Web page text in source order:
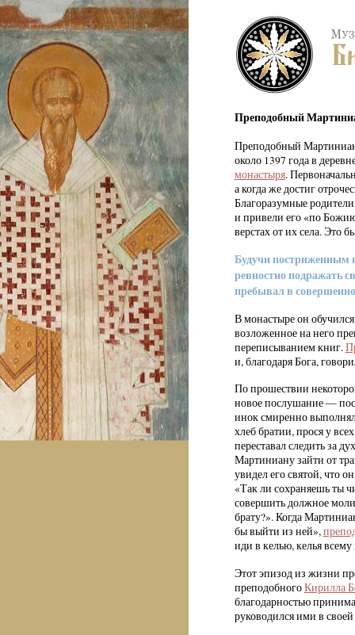
Преподобный
Преподобный
около 1397 года в
монастыря.
а когда же достиг
Благоразумные
и привели его «по
верстах от их села. Это
Будучи постриженным
ревностно подражать
пребывал в
В монастыре он
возложенное на него
переписыванием книг.
и, благодаря Бога,
По прошествии
новое послушание —
инок смиренно
хлеб братии, прося у
переставал следить за
Мартиниану зайти от
увидел его святой, что
«Так ли сохраняешь ты
совершить должное
брату?». Когда
бы выйти из ней»,
иди в келью, келья всему
Этот эпизод из жизни
преподобногоКирилла
благодарностью
руководился ими в